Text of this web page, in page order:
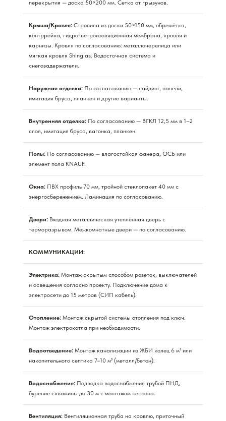
перекрытия — доска 50×200 мм. Сетка от грызунов.
Крыша/Кровля: Стропила из доски 50×150 мм, обрешётка,
контррейка, гидро-ветроизоляционная мембрана, кровля и
карнизы. Кровля по согласованию: металлочерепица или
мягкая кровля Shinglas. Водосточная система и
снегозадержатели.
Наружная отделка: По согласованию — сайдинг, панели,
имитация бруса, планкен и другие варианты.
Внутренняя отделка: По согласованию — ВГКЛ 12,5 мм в 1–2
слоя, имитация бруса, вагонка, планкен.
Полы: По согласованию — влагостойкая фанера, ОСБ или
элемент пола KNAUF.
Окна: ПВХ профиль 70 мм, тройной стеклопакет 40 мм с
энергосбережением. Ламинация по согласованию.
Двери: Входная металлическая утеплённая дверь с
терморазрывом. Межкомнатные двери — по согласованию.
КОММУНИКАЦИИ:
Электрика: Монтаж скрытым способом розеток, выключателей
и освещения согласно проекту. Подключение дома к
электросети до 15 метров (СИП кабель).
Отопление: Монтаж скрытой системы отопления под ключ.
Монтаж электрокотла при необходимости.
Водоотведение: Монтаж канализации из ЖБИ колец 6 м³ или
накопительного септика 7–10 м³ (металл/бетон).
Водоснабжение: Подводка водоснабжения трубой ПНД,
бурение скважины до 30 м с монтажом кессона.
Вентиляция: Вентиляционная труба на кровлю, приточный